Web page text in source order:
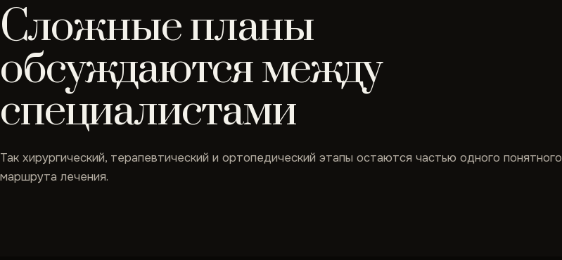
Сложные планы
обсуждаются между
специалистами
Так хирургический, терапевтический и ортопедический этапы остаются частью одного понятного
маршрута лечения.